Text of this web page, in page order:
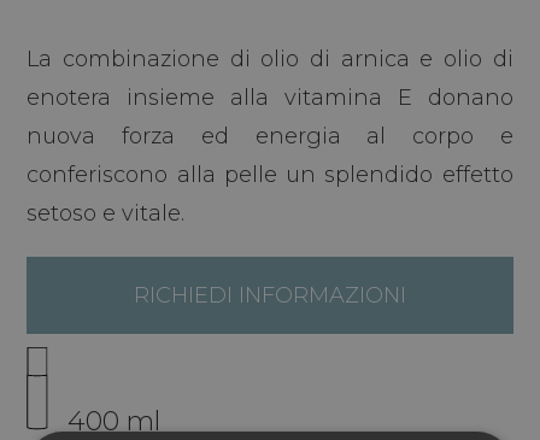
La combinazione di olio di arnica e olio di
enotera insieme alla vitamina E donano
nuova forza ed energia al corpo e
conferiscono alla pelle un splendido effetto
setoso e vitale.
RICHIEDI INFORMAZIONI
400 ml